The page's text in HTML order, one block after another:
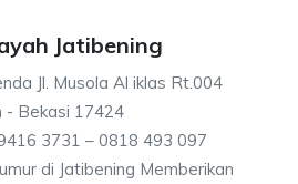
Jatibening
Jl. Musola Al iklas Rt.004
- Bekasi 17424
3731 – 0818 493 097
di Jatibening Memberikan